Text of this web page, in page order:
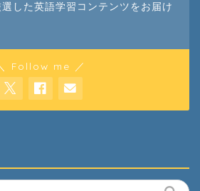
した英語学習コンテンツをお届け
Follow me ／